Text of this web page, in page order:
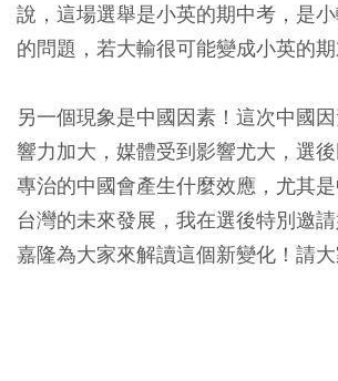
說，這場選舉是小英的期中考，是
的問題，若大輸很可能變成小英的期
另一個現象是中國因素！這次中國
響力加大，媒體受到影響尤大，選
專治的中國會產生什麼效應，尤其是
台灣的未來發展，我在選後特別邀
嘉隆為大家來解讀這個新變化！請大